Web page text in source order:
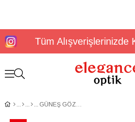
Tüm Alışverişlerinizde
GÜNEŞ GÖZLÜĞÜ PRADA PS 01XS DG002G59